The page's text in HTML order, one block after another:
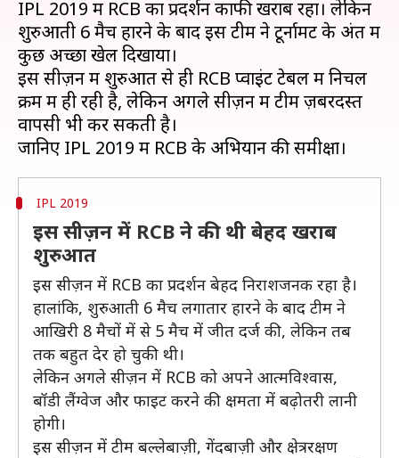
IPL 2019 में RCB का प्रदर्शन काफी खराब रहा। लेकिन
शुरुआती 6 मैच हारने के बाद इस टीम ने टूर्नामेंट के अंत में
कुछ अच्छा खेल दिखाया।
इस सीज़न में शुरुआत से ही RCB प्वाइंट टेबल में निचल
क्रम में ही रही है, लेकिन अगले सीज़न में टीम ज़बरदस्त
वापसी भी कर सकती है।
IPL 2019
इस सीज़न में RCB ने की थी बेहद खराब
शुरुआत
इस सीज़न में RCB का प्रदर्शन बेहद निराशजनक रहा है।
हालांकि, शुरुआती 6 मैच लगातार हारने के बाद टीम ने
आखिरी 8 मैचों में से 5 मैच में जीत दर्ज की, लेकिन तब
तक बहुत देर हो चुकी थी।
लेकिन अगले सीज़न में RCB को अपने आत्मविश्वास,
बॉडी लैंग्वेज और फाइट करने की क्षमता में बढ़ोतरी लानी
होगी।
इस सीज़न में टीम बल्लेबाज़ी, गेंदबाज़ी और क्षेत्ररक्षण